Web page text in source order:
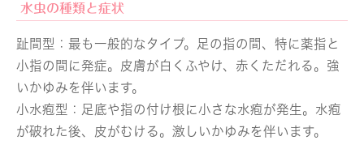
水虫の種類と症状
趾間型： 最も一般的なタイプ。足の指の間、特に薬指と
小指の間に発症。皮膚が白くふやけ、赤くただれる。強
いかゆみを伴います。
小水疱型： 足底や指の付け根に小さな水疱が発生。水疱
が破れた後、皮がむける。激しいかゆみを伴います。